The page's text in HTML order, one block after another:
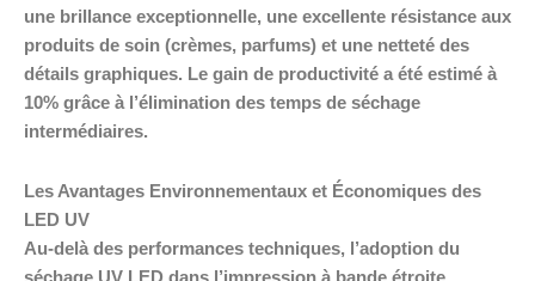
une brillance exceptionnelle, une excellente résistance aux
produits de soin (crèmes, parfums) et une netteté des
détails graphiques. Le gain de productivité a été estimé à
10% grâce à l’élimination des temps de séchage
intermédiaires.
Les Avantages Environnementaux et Économiques des
LED UV
Au-delà des performances techniques, l’adoption du